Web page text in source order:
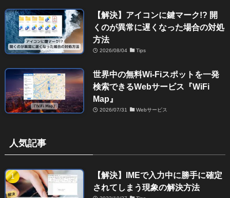
【解決】アイコンに鍵マーク!? 開
くのが異常に遅くなった場合の対処
方法
2026/08/04 Tips
世界中の無料Wi-Fiスポットを一発
検索できるWebサービス『WiFi
Map』
2026/07/31 Webサービス
人気記事
【解決】IMEで入力中に勝手に確定
されてしまう現象の解決方法